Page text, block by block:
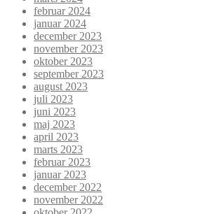
februar 2024
januar 2024
december 2023
november 2023
oktober 2023
september 2023
august 2023
juli 2023
juni 2023
maj 2023
april 2023
marts 2023
februar 2023
januar 2023
december 2022
november 2022